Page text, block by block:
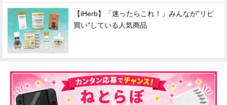
【iHerb】「迷ったらこれ！」みんなが"リピ
買い"している人気商品